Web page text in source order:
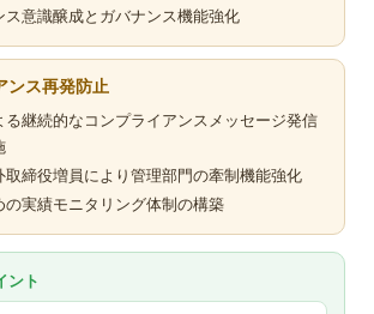
ス意識醸成とガバナンス機能強化
ス再発防止
る継続的なコンプライアンスメッセージ発信
取締役増員により管理部門の牽制機能強化
の実績モニタリング体制の構築
ント